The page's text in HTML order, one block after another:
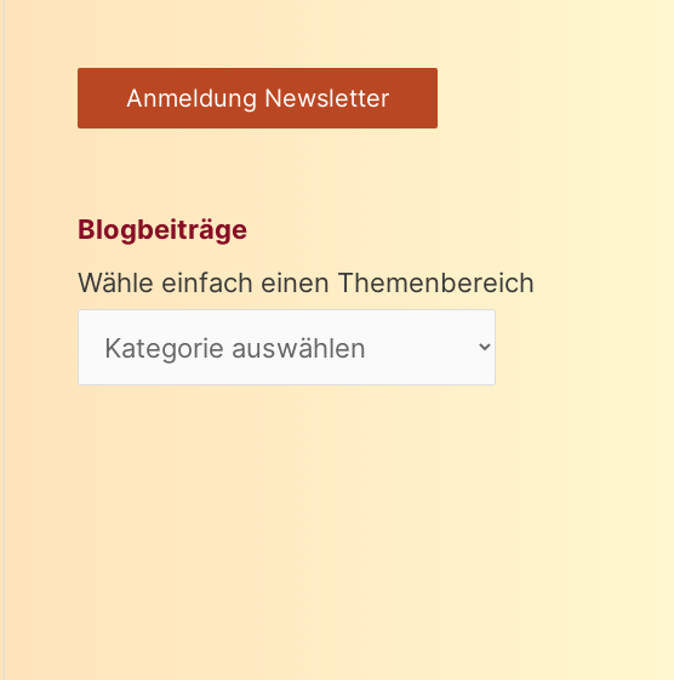
Anmeldung Newsletter
Blogbeiträge
Wähle einfach einen Themenbereich